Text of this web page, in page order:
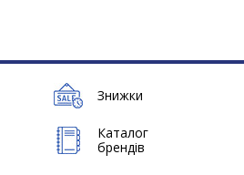
Знижки
Каталог
брендів